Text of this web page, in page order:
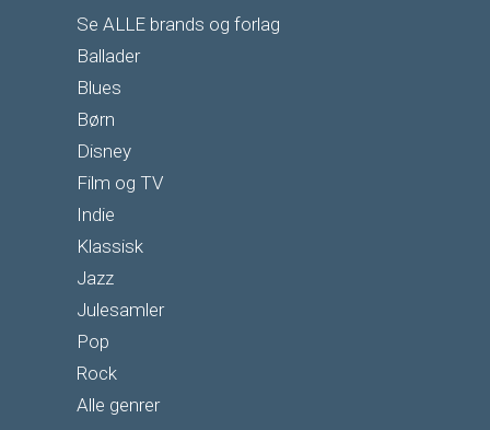
Se ALLE brands og forlag
Ballader
Blues
Børn
Disney
Film og TV
Indie
Klassisk
Jazz
Julesamler
Pop
Rock
Alle genrer